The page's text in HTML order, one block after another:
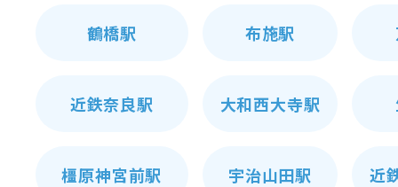
鶴橋駅 布施駅
近鉄奈良駅 大和西大寺駅
橿原神宮前駅 宇治山田駅 近